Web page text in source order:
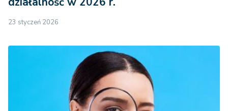
23 styczeń 2026